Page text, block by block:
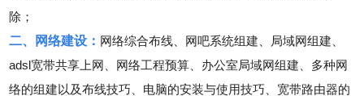
除；
二、网络建设： 网络综合布线、网吧系统组建、局域网组建、
adsl宽带共享上网、网络工程预算、办公室局域网组建、多种网
络的组建以及布线技巧、电脑的安装与使用技巧、宽带路由器的